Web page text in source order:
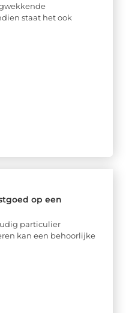
staat het ook
op een
particulier
kan een behoorlijke